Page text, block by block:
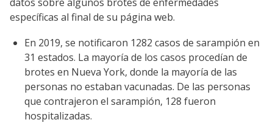
específicas al final de su página web.
En 2019, se notificaron 1282 casos de sarampión en
31 estados. La mayoría de los casos procedían de
brotes en Nueva York, donde la mayoría de las
personas no estaban vacunadas. De las personas
que contrajeron el sarampión, 128 fueron
hospitalizadas.